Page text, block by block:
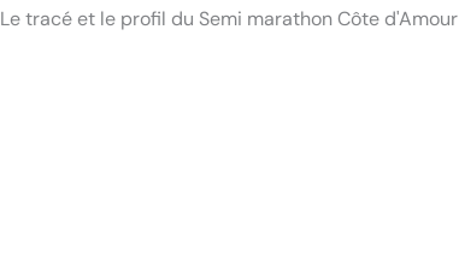
Le tracé et le profil du Semi marathon Côte d'Amour